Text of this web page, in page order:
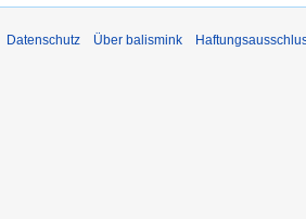
Datenschutz Über balismink